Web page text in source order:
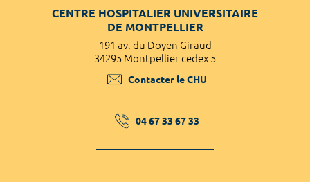
CENTRE HOSPITALIER UNIVERSITAIRE
DE MONTPELLIER
191 av. du Doyen Giraud
34295 Montpellier cedex 5
Contacter le CHU
04 67 33 67 33